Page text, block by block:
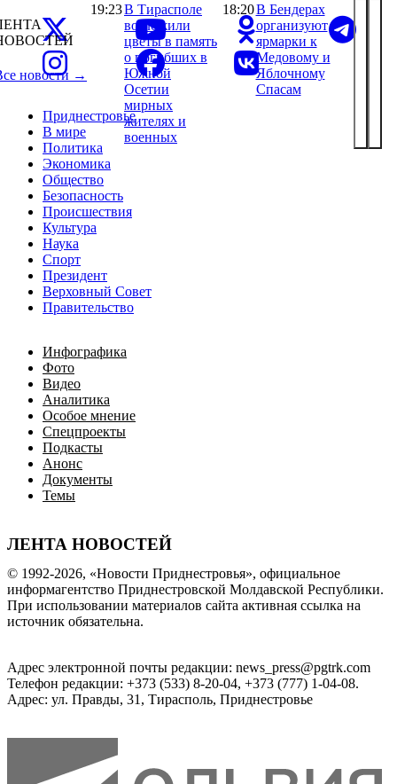
Приднестровье
В мире
Политика
Экономика
Общество
Безопасность
Происшествия
Культура
Наука
Спорт
Президент
Верховный Совет
Правительство
Инфографика
Фото
Видео
Аналитика
Особое мнение
Спецпроекты
Подкасты
Анонс
Документы
Темы
ЛЕНТА НОВОСТЕЙ
новости →
19:23В Тирасполе
возложили
цветы в память
о погибших в
Южной
Осетии
мирных
жителях и
военных
18:20В Бендерах
организуют
ярмарки к
Медовому и
Яблочному
Спасам
© 1992-2026, «Новости Приднестровья», официальное
информагентство Приднестровской Молдавской Республики.
При использовании материалов сайта активная ссылка на
источник обязательна.
Адрес электронной почты редакции: news_press@pgtrk.com
Телефон редакции: +373 (533) 8-20-04, +373 (777) 1-04-08.
Адрес: ул. Правды, 31, Тирасполь, Приднестровье